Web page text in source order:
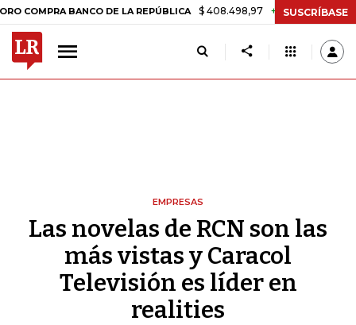
BANCO DE LA REPÚBLICA $ 408.498,97 +$ 8.753,81 +2,19%
SUSCRÍBASE
EMPRESAS
Las novelas de RCN son las
más vistas y Caracol
Televisión es líder en
realities